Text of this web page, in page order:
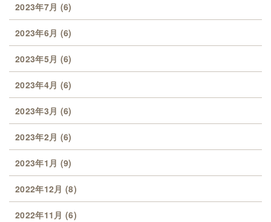
2023年7月 (6)
2023年6月 (6)
2023年5月 (6)
2023年4月 (6)
2023年3月 (6)
2023年2月 (6)
2023年1月 (9)
2022年12月 (8)
2022年11月 (6)